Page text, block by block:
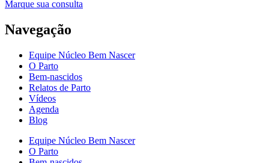
Marque sua consulta
Navegação
Equipe Núcleo Bem Nascer
O Parto
Bem-nascidos
Relatos de Parto
Vídeos
Agenda
Blog
Equipe Núcleo Bem Nascer
O Parto